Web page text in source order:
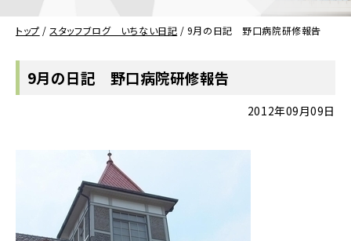
トップ / スタッフブログ いちない日記 / 9月の日記 野口病院研修報告
9月の日記 野口病院研修報告
2012年09月09日